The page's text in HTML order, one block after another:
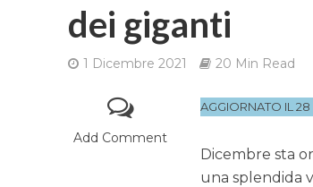
dei giganti
1 Dicembre 2021 20 Min Read
Add Comment
AGGIORNATO IL
Dicembre sta
una splendida